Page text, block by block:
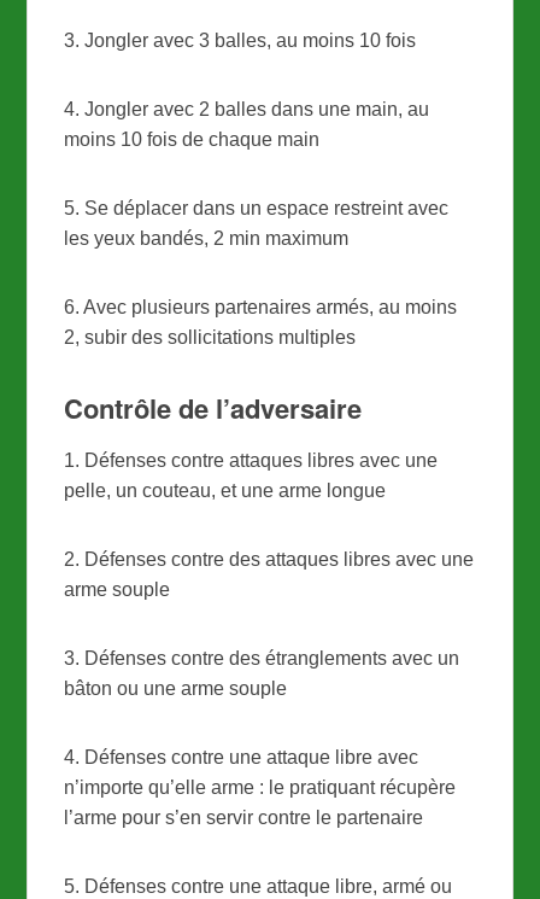
3. Jongler avec 3 balles, au moins 10 fois
4. Jongler avec 2 balles dans une main, au
moins 10 fois de chaque main
5. Se déplacer dans un espace restreint avec
les yeux bandés, 2 min maximum
6. Avec plusieurs partenaires armés, au moins
2, subir des sollicitations multiples
Contrôle de l’adversaire
1. Défenses contre attaques libres avec une
pelle, un couteau, et une arme longue
2. Défenses contre des attaques libres avec une
arme souple
3. Défenses contre des étranglements avec un
bâton ou une arme souple
4. Défenses contre une attaque libre avec
n’importe qu’elle arme : le pratiquant récupère
l’arme pour s’en servir contre le partenaire
5. Défenses contre une attaque libre, armé ou